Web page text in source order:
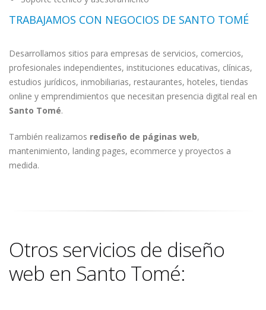
TRABAJAMOS CON NEGOCIOS DE SANTO TOMÉ
Desarrollamos sitios para empresas de servicios, comercios,
profesionales independientes, instituciones educativas, clínicas,
estudios jurídicos, inmobiliarias, restaurantes, hoteles, tiendas
online y emprendimientos que necesitan presencia digital real en
Santo Tomé.
También realizamos rediseño de páginas web,
mantenimiento, landing pages, ecommerce y proyectos a
medida.
Otros servicios de diseño
web en Santo Tomé: